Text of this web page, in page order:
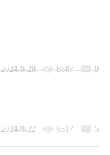
2024-9-29 8887 0
2024-9-22 9317 5